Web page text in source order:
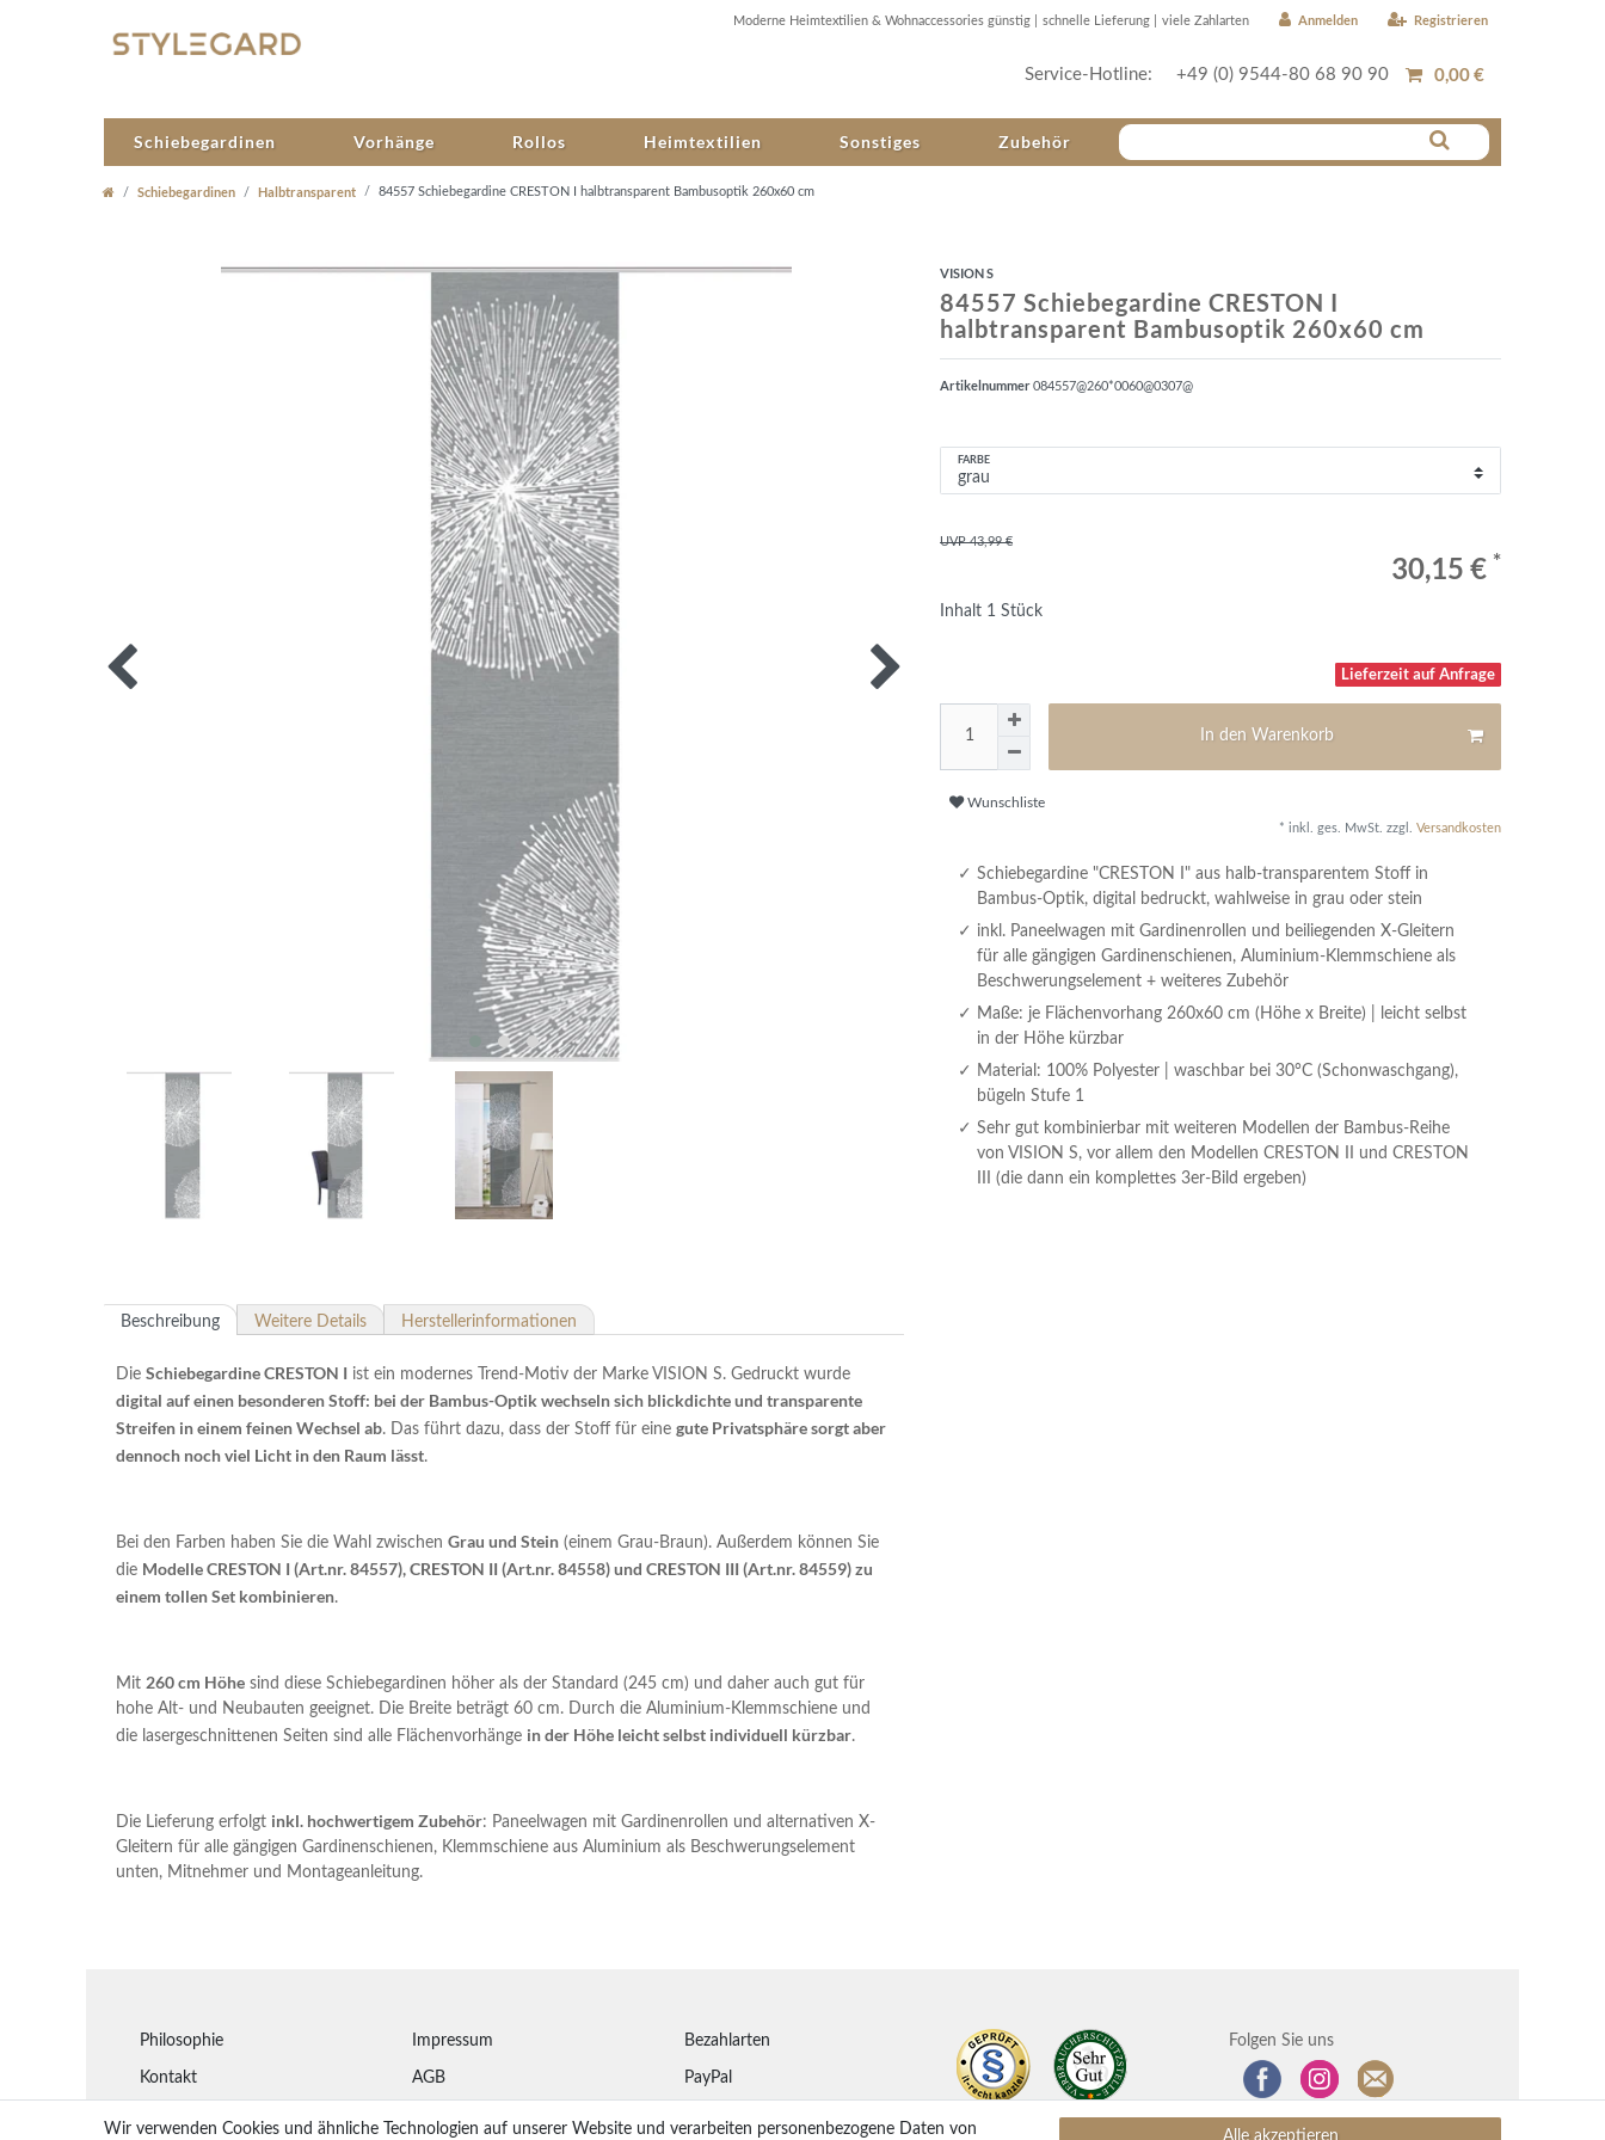
Moderne Heimtextilien & Wohnaccessories günstig | schnelle Lieferung | viele Zahlarten Anmelden Registrieren
Service-Hotline: +49 (0) 9544-80 68 90 90 0,00 €
Schiebegardinen Vorhänge Rollos Heimtextilien Sonstiges Zubehör
Schiebegardinen Halbtransparent 84557 Schiebegardine CRESTON I halbtransparent Bambusoptik 260x60 cm
VISION S
84557 Schiebegardine CRESTON I
halbtransparent Bambusoptik 260x60 cm
Artikelnummer084557@260*0060@0307@
FARBE
UVP 43,99 €
30,15 € *
Inhalt 1 Stück
Lieferzeit auf Anfrage
In den Warenkorb
Wunschliste
* inkl. ges. MwSt. zzgl. Versandkosten
Schiebegardine "CRESTON I" aus halb-transparentem Stoff in
Bambus-Optik, digital bedruckt, wahlweise in grau oder stein
inkl. Paneelwagen mit Gardinenrollen und beiliegenden X-Gleitern
für alle gängigen Gardinenschienen, Aluminium-Klemmschiene als
Beschwerungselement + weiteres Zubehör
Maße: je Flächenvorhang 260x60 cm (Höhe x Breite) | leicht selbst
in der Höhe kürzbar
Material: 100% Polyester | waschbar bei 30°C (Schonwaschgang),
bügeln Stufe 1
Sehr gut kombinierbar mit weiteren Modellen der Bambus-Reihe
von VISION S, vor allem den Modellen CRESTON II und CRESTON
III (die dann ein komplettes 3er-Bild ergeben)
Beschreibung Weitere Details Herstellerinformationen
Die Schiebegardine CRESTON I ist ein modernes Trend-Motiv der Marke VISION S. Gedruckt wurde
digital auf einen besonderen Stoff: bei der Bambus-Optik wechseln sich blickdichte und transparente
Streifen in einem feinen Wechsel ab. Das führt dazu, dass der Stoff für eine gute Privatsphäre sorgt aber
dennoch noch viel Licht in den Raum lässt.
Bei den Farben haben Sie die Wahl zwischen Grau und Stein (einem Grau-Braun). Außerdem können Sie
die Modelle CRESTON I (Art.nr. 84557), CRESTON II (Art.nr. 84558) und CRESTON III (Art.nr. 84559) zu
einem tollen Set kombinieren.
Mit 260 cm Höhe sind diese Schiebegardinen höher als der Standard (245 cm) und daher auch gut für
hohe Alt- und Neubauten geeignet. Die Breite beträgt 60 cm. Durch die Aluminium-Klemmschiene und
die lasergeschnittenen Seiten sind alle Flächenvorhänge in der Höhe leicht selbst individuell kürzbar.
Die Lieferung erfolgt inkl. hochwertigem Zubehör: Paneelwagen mit Gardinenrollen und alternativen X-
Gleitern für alle gängigen Gardinenschienen, Klemmschiene aus Aluminium als Beschwerungselement
unten, Mitnehmer und Montageanleitung.
Philosophie
Kontakt
Impressum
AGB
Bezahlarten
PayPal
Folgen Sie uns
Wir verwenden Cookies und ähnliche Technologien auf unserer Website und verarbeiten personenbezogene Daten von Alle akzeptieren